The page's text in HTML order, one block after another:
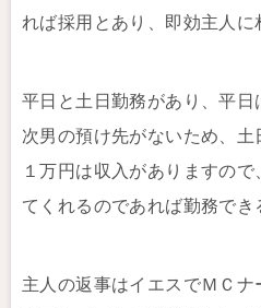
れば採用とあり、即効主人に
平日と土日勤務があり、平日
次男の預け先がないため、土
１万円は収入がありますの
てくれるのであれば勤務でき
主人の返事はイエスでＭＣ